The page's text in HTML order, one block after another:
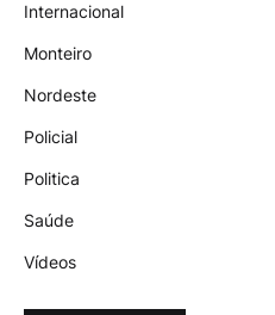
Internacional
Monteiro
Nordeste
Policial
Politica
Saúde
Vídeos